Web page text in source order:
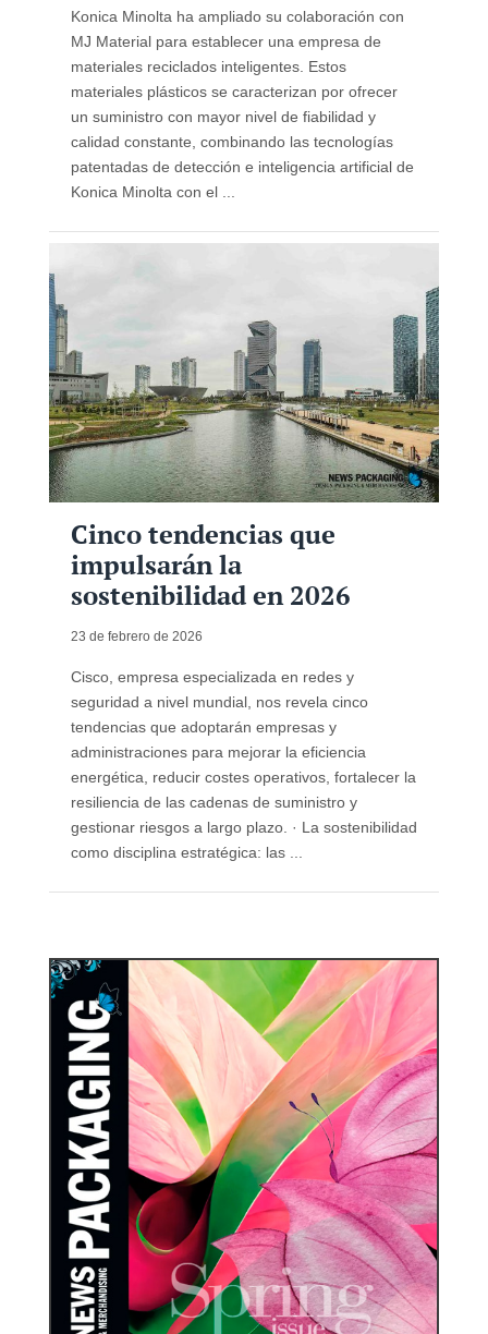
Konica Minolta ha ampliado su colaboración con
MJ Material para establecer una empresa de
materiales reciclados inteligentes. Estos
materiales plásticos se caracterizan por ofrecer
un suministro con mayor nivel de fiabilidad y
calidad constante, combinando las tecnologías
patentadas de detección e inteligencia artificial de
Konica Minolta con el ...
Cinco tendencias que
impulsarán la
sostenibilidad en 2026
23 de febrero de 2026
Cisco, empresa especializada en redes y
seguridad a nivel mundial, nos revela cinco
tendencias que adoptarán empresas y
administraciones para mejorar la eficiencia
energética, reducir costes operativos, fortalecer la
resiliencia de las cadenas de suministro y
gestionar riesgos a largo plazo. · La sostenibilidad
como disciplina estratégica: las ...